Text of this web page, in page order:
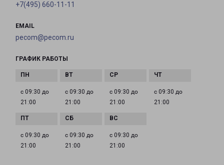
+7(495) 660-11-11
EMAIL
pecom@pecom.ru
ГРАФИК РАБОТЫ
с 09:30 до
21:00
с 09:30 до
21:00
с 09:30 до
21:00
с 09:30 до
21:00
с 09:30 до
21:00
с 09:30 до
21:00
с 09:30 до
21:00